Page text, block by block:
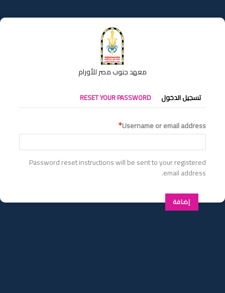
إلى
المحتوى
معهد جنوب مصر للأورام
التبويبات
الأساسية
تسجيل الدخول RESET YOUR PASSWORD
Username or email address
Password reset instructions will be sent to your registered
email address.